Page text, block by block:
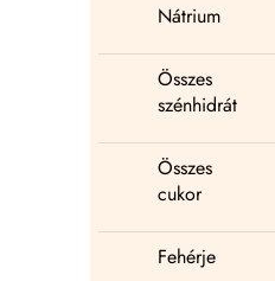
Nátrium
Összes
szénhidrát
Összes
cukor
Fehérje